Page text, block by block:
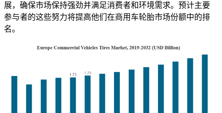
展，确保市场保持强劲并满足消费者和环境需求。预计主要
参与者的这些努力将提高他们在商用车轮胎市场份额中的排
名。